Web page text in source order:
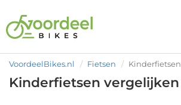
VoordeelBikes.nl Fietsen Kinderfietsen
Kinderfietsen vergelijken